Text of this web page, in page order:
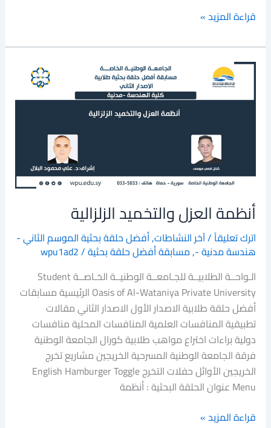
قراءة المزيد »
أنظمة العزل والتخميد الزلزالية
اترك تعليقاً/آخر النشاطات,أفضل حلقة بحثية الموسم الثاني -
هندسة مدنية -,مسابقة أفضل حلقة بحثية/
wpu1ad2
الـواحــة الطلابيــة للجـامعــة الوطنيــة الخـاصــة Student
Oasis of Al-Wataniya Private University الرئيسية مسابقات
أفضل حلقة طلابية الاصدار الأول الاصدار الثاني مقالات
تطبيقية المنافسات العلمية المنافسات المحلية منافسات
دولية براءات اختراع مواهب طلابية كورال الجامعة الوطنية
فرقة الجامعة الوطنية المسرحية الخريجين مشاريع تخرج
الخريجين الأوائل حفلات التخرج English Hamburger Toggle
Menu عنوان الحلقة البحثية : أنظمة
أنظمة
والتخميد
قراءة المزيد »